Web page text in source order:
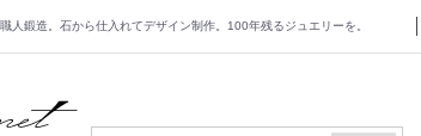
人鍛造。石から仕入れてデザイン制作。100年残るジュエリーを。
公式サイト